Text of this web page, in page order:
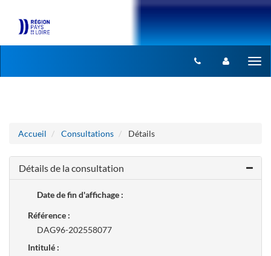
Accueil Consultations Détails
Détails de la consultation
Date de fin d'affichage :
Référence :
DAG96-202558077
Intitulé :